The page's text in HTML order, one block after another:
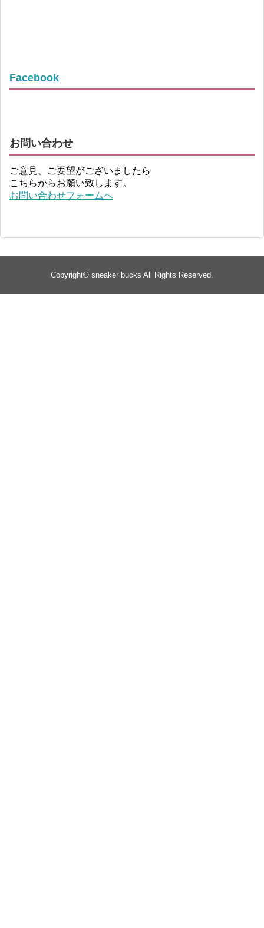
Facebook
お問い合わせ
ご意見、ご要望がございましたら
こちらからお願い致します。
お問い合わせフォームへ
Copyright© sneaker bucks All Rights Reserved.